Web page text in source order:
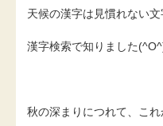
天候の漢字は見慣れない
漢字検索で知りました
秋の深まりにつれて、これ